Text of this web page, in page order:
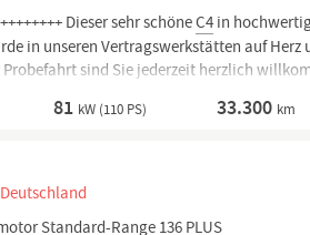
81 kW (110 PS) 33.300 km
Dieser sehr schöneC4 in
in unseren Vertragswerkstätten auf
sind Sie jederzeit herzlich
Deutschland
Standard-Range 136 PLUS